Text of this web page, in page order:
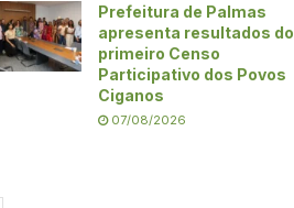
Prefeitura de Palmas
apresenta resultados do
primeiro Censo
Participativo dos Povos
Ciganos
07/08/2026